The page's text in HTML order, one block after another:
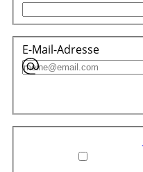
E-Mail-Adresse